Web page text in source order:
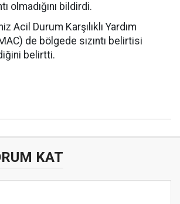
olmadığını bildirdi.
Acil Durum Karşılıklı Yardım
de bölgede sızıntı belirtisi
belirtti.
KAT